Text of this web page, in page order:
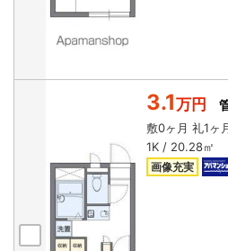
3.1万円
敷0ヶ月 礼1ヶ
1K / 20.28㎡
画像充実